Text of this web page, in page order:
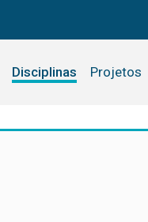
Disciplinas Projetos